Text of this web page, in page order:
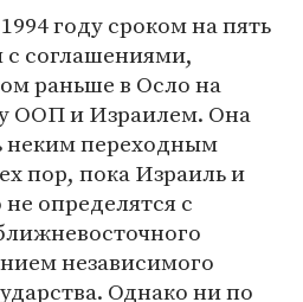
году сроком на пять
с соглашениями,
раньше в Осло на
ООП и Израилем. Она
неким переходным
пор, пока Израиль и
определятся с
независимого
Однако ни по